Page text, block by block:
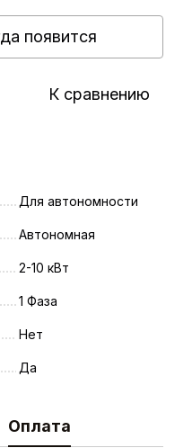
появится
К сравнению
Для автономности
Автономная
2-10 кВт
1 Фаза
Нет
Да
Оплата